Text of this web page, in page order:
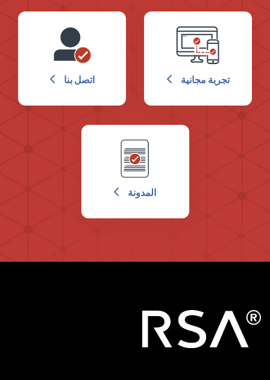
تجربة مجانية اتصل بنا
المدونة